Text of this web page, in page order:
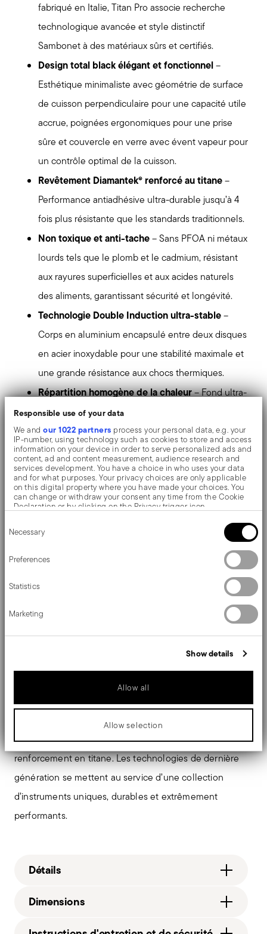
Responsible use of your data
We andour 1022 partners process your personal data, e.g. your
IP-number, using technology such as cookies to store and access
information on your device in order to serve personalized ads and
content, ad and content measurement, audience research and
services development. You have a choice in who uses your data
and for what purposes. Your privacy choices are only applicable
on this digital property where you have made your choices. You
can change or withdraw your consent any time from the Cookie
Declaration or by clicking on the Privacy trigger icon.
Collect information about your geographical location
Identify your device by actively scanning it for specific
characteristics (fingerprinting)
Find out more about how your personal data is processed and set
your preferences in the
We use cookies to personalise content and ads, to provide social
media features and to analyse our traffic. We also share
information about your use of our site with our social media,
advertising and analytics partners who may combine it with other
Selection
Necessary
Preferences
Statistics
Marketing
Show details
Allow all
Allow selection
fabriqué en Italie, Titan Pro associe recherche
technologique avancée et style distinctif
Sambonet à des matériaux sûrs et certifiés.
Design total black élégant et fonctionnel–
Esthétique minimaliste avec géométrie de surface
de cuisson perpendiculaire pour une capacité utile
accrue, poignées ergonomiques pour une prise
sûre et couvercle en verre avec évent vapeur pour
un contrôle optimal de la cuisson.
Revêtement Diamantek® renforcé au titane–
Performance antiadhésive ultra-durable jusqu’à 4
fois plus résistante que les standards traditionnels.
Non toxique et anti-tache– Sans PFOA ni métaux
lourds tels que le plomb et le cadmium, résistant
aux rayures superficielles et aux acides naturels
des aliments, garantissant sécurité et longévité.
Technologie Double Induction ultra-stable–
Corps en aluminium encapsulé entre deux disques
en acier inoxydable pour une stabilité maximale et
une grande résistance aux chocs thermiques.
Répartition homogène de la chaleur– Fond ultra-
plat assurant une cuisson précise, un dorage
parfait et un contrôle professionnel.
Compatible avec tous les types de feux–
Convient au gaz, à l’électrique, à la vitrocéramique
et à l’induction.
Praticité quotidienne et cuisine plus saine–
Compatible lave-vaisselle, surface antiadhésive
grasses et facilitant le nettoyage.
Gamme complète disponible
– Complétez votre
cuisine avec d’autres pièces coordonnées de la
Apportez l’équilibre parfait entre style et performance
professionnelle dans votre cuisine :choisissez
et cuisinez chaque jour avec une
qualité digne d’un chef.
Double induction, revêtement en diamant et couche de
renforcement en titane. Les technologies de dernière
génération se mettent au service d’une collection
d’instruments uniques, durables et extrêmement
performants.
Détails
Dimensions